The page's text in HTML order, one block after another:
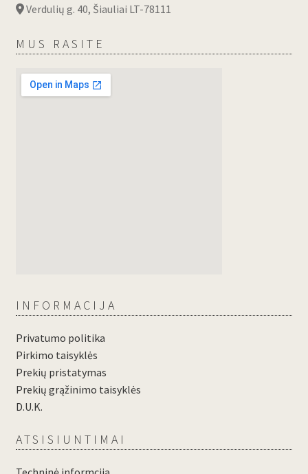
Verdulių g. 40, Šiauliai LT-78111
MUS RASITE
INFORMACIJA
Privatumo politika
Pirkimo taisyklės
Prekių pristatymas
Prekių grąžinimo taisyklės
D.U.K.
ATSISIUNTIMAI